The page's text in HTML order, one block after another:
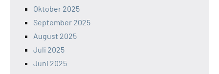
Oktober 2025
September 2025
August 2025
Juli 2025
Juni 2025